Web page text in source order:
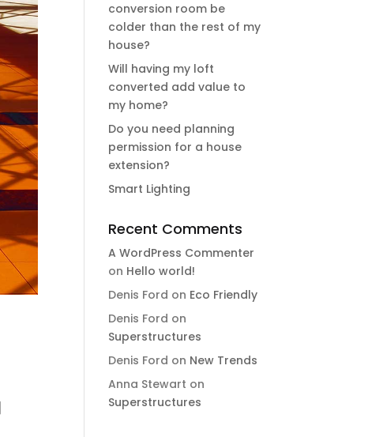
conversion room be
colder than the rest of my
house?
Will having my loft
converted add value to
my home?
Do you need planning
permission for a house
extension?
Smart Lighting
Recent Comments
A WordPress Commenter
on Hello world!
Denis Ford on Eco Friendly
Denis Ford on
Superstructures
Denis Ford on New Trends
Anna Stewart on
Superstructures